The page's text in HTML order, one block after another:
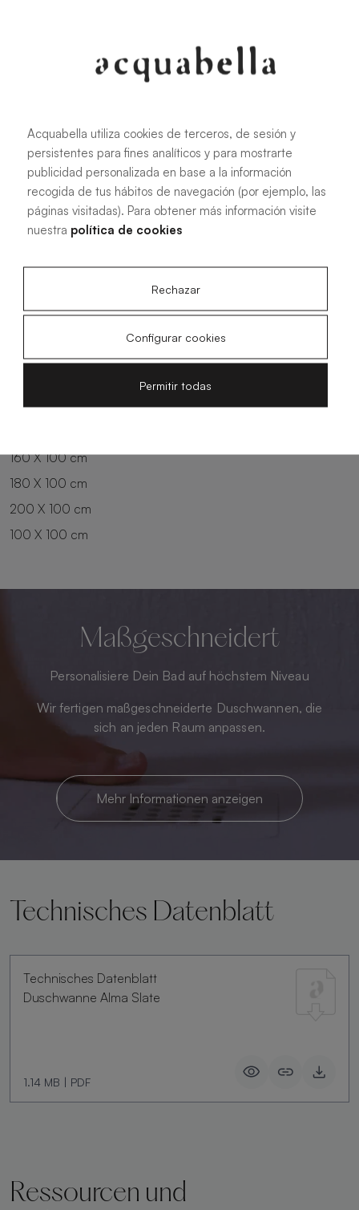
Alle Maße
100 X 70 cm
120 X 70 cm
200 X 70 cm
200 X 80 cm
120 X 90 cm
180 X 90 cm
200 X 90 cm
120 X 100 cm
160 X 100 cm
180 X 100 cm
200 X 100 cm
100 X 100 cm
Maßgeschneidert
Personalisiere Dein Bad auf höchstem Niveau
Wir fertigen maßgeschneiderte Duschwannen, die
sich an jeden Raum anpassen.
Mehr Informationen anzeigen
Technisches Datenblatt
Technisches Datenblatt
Duschwanne Alma Slate
1.14 MB | PDF
Ressourcen und
Acquabella utiliza cookies de terceros, de sesión y
persistentes para fines analíticos y para mostrarte
publicidad personalizada en base a la información
recogida de tus hábitos de navegación (por ejemplo, las
páginas visitadas). Para obtener más información visite
nuestra política de cookies
Rechazar
Configurar cookies
Permitir todas